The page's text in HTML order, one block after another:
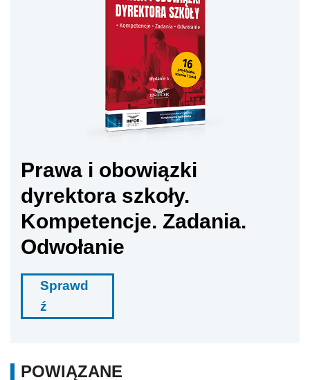
Prawa i obowiązki
dyrektora szkoły.
Kompetencje. Zadania.
Odwołanie
Sprawd
ź
POWIĄZANE